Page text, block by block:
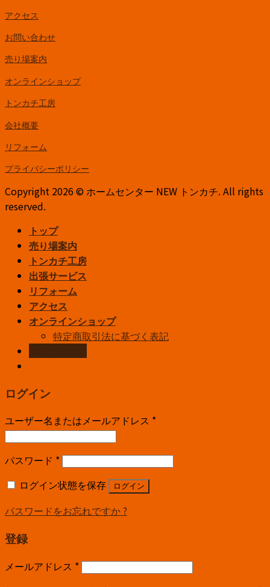
アクセス
お問い合わせ
売り場案内
オンラインショップ
トンカチ工房
会社概要
リフォーム
プライバシーポリシー
Copyright 2026 © ホームセンター NEW トンカチ. All rights
reserved.
トップ
売り場案内
トンカチ工房
出張サービス
リフォーム
アクセス
オンラインショップ
特定商取引法に基づく表記
ログイン
ユーザー名またはメールアドレス *
パスワード *
ログイン状態を保存
ログイン
パスワードをお忘れですか ?
登録
メールアドレス *